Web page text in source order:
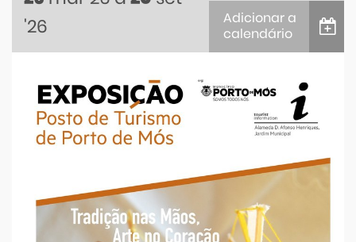
'26
Adicionar a
calendário
Google Calendar
Outlook
Yahoo! Calendar